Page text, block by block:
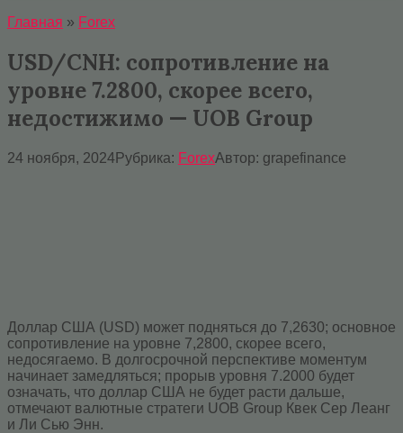
Главная » Forex
USD/CNH: сопротивление на
уровне 7.2800, скорее всего,
недостижимо — UOB Group
24 ноября, 2024Рубрика: ForexАвтор: grapefinance
Доллар США (USD) может подняться до 7,2630; основное
сопротивление на уровне 7,2800, скорее всего,
недосягаемо. В долгосрочной перспективе моментум
начинает замедляться; прорыв уровня 7.2000 будет
означать, что доллар США не будет расти дальше,
отмечают валютные стратеги UOB Group Квек Сер Леанг
и Ли Сью Энн.